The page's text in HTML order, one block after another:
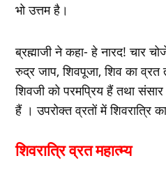
भो उत्तम है।
ब्रह्माजी ने कहा- हे नारद! चार
रुद्र जाप, शिवपूजा, शिव का व्रत
शिवजी को परमप्रिय हैं तथा
हैं । उपरोक्त व्रतों में शिवरात्रि
शिवरात्रि व्रत महात्म्य